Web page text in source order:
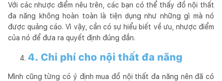
Với các nhược điểm nêu trên, các bạn có thể thấy đồ nội thất
đa năng không hoàn toàn là tiện dụng như những gì mà nó
được quảng cáo. Vì vậy, cần có sự hiểu biết về ưu, nhược điểm
của nó để đưa ra quyết định đúng đắn.
4. Chi phí cho nội thất đa năng
Mình cũng từng có ý định mua đồ nội thất đa năng nên đã có